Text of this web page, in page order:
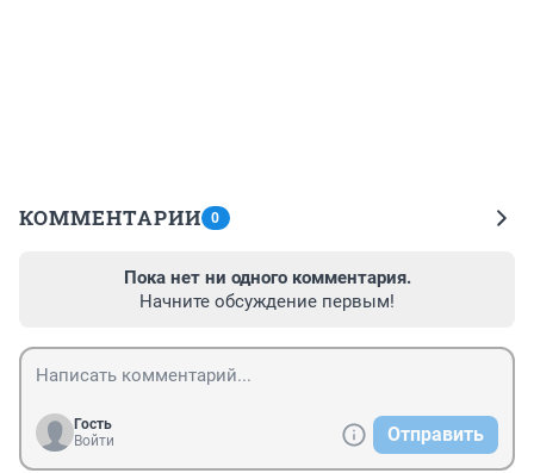
КОММЕНТАРИИ 0
Пока нет ни одного комментария.
Начните обсуждение первым!
Гость
Войти
Отправить